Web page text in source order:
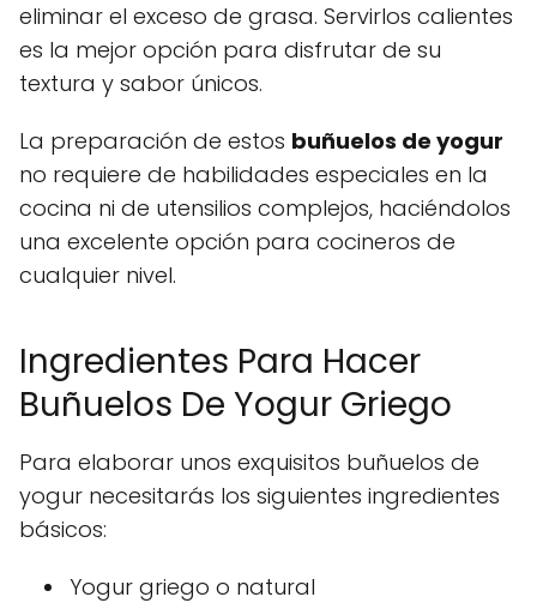
eliminar el exceso de grasa. Servirlos calientes
es la mejor opción para disfrutar de su
textura y sabor únicos.
La preparación de estos buñuelos de yogur
no requiere de habilidades especiales en la
cocina ni de utensilios complejos, haciéndolos
una excelente opción para cocineros de
cualquier nivel.
Ingredientes Para Hacer
Buñuelos De Yogur Griego
Para elaborar unos exquisitos buñuelos de
yogur necesitarás los siguientes ingredientes
básicos:
Yogur griego o natural